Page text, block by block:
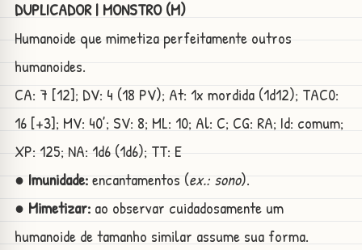
DUPLICADOR | MONSTRO (M)
Humanoide que mimetiza perfeitamente outros
humanoides.
CA: 7 [12]; DV: 4 (18 PV); At: 1x mordida (1d12); TAC0:
16 [+3]; MV: 40’; SV: 8; ML: 10; Al: C; CG: RA; Id: comum;
XP: 125; NA: 1d6 (1d6); TT: E
● Imunidade:encantamentos (ex.: sono).
● Mimetizar:ao observar cuidadosamente um
humanoide de tamanho similar assume sua forma.